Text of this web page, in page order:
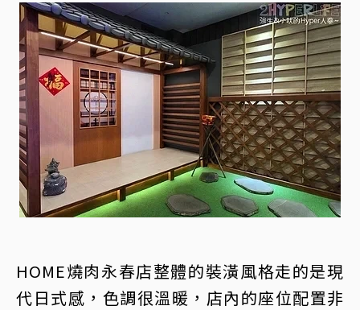
HOME燒肉永春店整體的裝潢風格走的是現
代日式感，色調很溫暖，店內的座位配置非